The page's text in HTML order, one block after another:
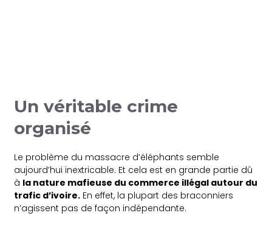
Un véritable crime
organisé
Le problème du massacre d’éléphants semble
aujourd’hui inextricable. Et cela est en grande partie dû
à la nature mafieuse du commerce illégal autour du
trafic d’ivoire. En effet, la plupart des braconniers
n’agissent pas de façon indépendante.